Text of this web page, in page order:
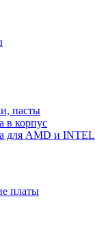
пасты
в корпус
для AMD и INTEL
платы